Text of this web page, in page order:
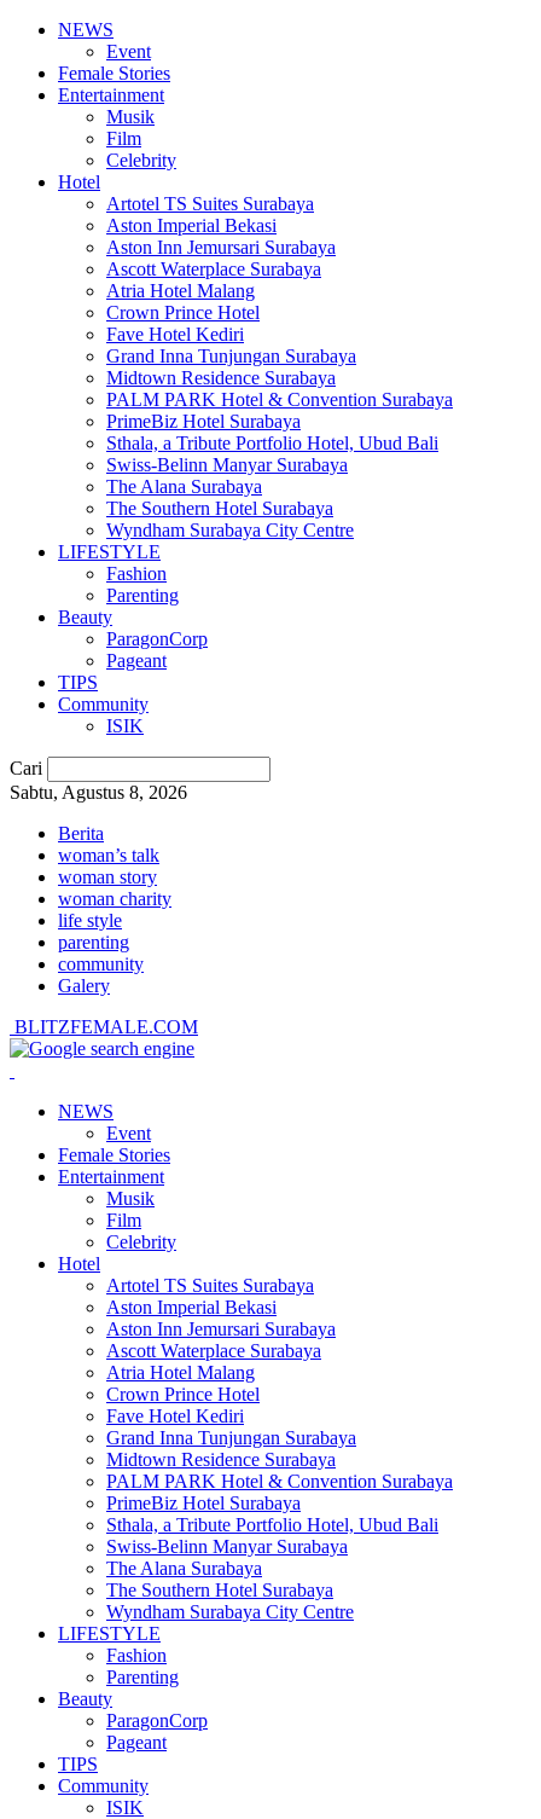
NEWS
Event
Female Stories
Entertainment
Musik
Film
Celebrity
Hotel
Artotel TS Suites Surabaya
Aston Imperial Bekasi
Aston Inn Jemursari Surabaya
Ascott Waterplace Surabaya
Atria Hotel Malang
Crown Prince Hotel
Fave Hotel Kediri
Grand Inna Tunjungan Surabaya
Midtown Residence Surabaya
PALM PARK Hotel & Convention Surabaya
PrimeBiz Hotel Surabaya
Sthala, a Tribute Portfolio Hotel, Ubud Bali
Swiss-Belinn Manyar Surabaya
The Alana Surabaya
The Southern Hotel Surabaya
Wyndham Surabaya City Centre
LIFESTYLE
Fashion
Parenting
Beauty
ParagonCorp
Pageant
TIPS
Community
ISIK
Cari
Sabtu, Agustus 8, 2026
Berita
woman’s talk
woman story
woman charity
life style
parenting
community
Galery
BLITZFEMALE.COM
NEWS
Event
Female Stories
Entertainment
Musik
Film
Celebrity
Hotel
Artotel TS Suites Surabaya
Aston Imperial Bekasi
Aston Inn Jemursari Surabaya
Ascott Waterplace Surabaya
Atria Hotel Malang
Crown Prince Hotel
Fave Hotel Kediri
Grand Inna Tunjungan Surabaya
Midtown Residence Surabaya
PALM PARK Hotel & Convention Surabaya
PrimeBiz Hotel Surabaya
Sthala, a Tribute Portfolio Hotel, Ubud Bali
Swiss-Belinn Manyar Surabaya
The Alana Surabaya
The Southern Hotel Surabaya
Wyndham Surabaya City Centre
LIFESTYLE
Fashion
Parenting
Beauty
ParagonCorp
Pageant
TIPS
Community
ISIK